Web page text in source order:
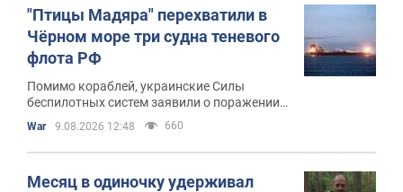
"Птицы Мадяра" перехватили в
Чёрном море три судна теневого
флота РФ
Помимо кораблей, украинские Силы
беспилотных систем заявили о поражении
пяти российских средств
противовоздушной обороны на территории
РФ
War 9.08.2026 12:48 660
Месяц в одиночку удерживал